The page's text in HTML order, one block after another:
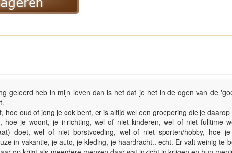
geleerd heb in mijn leven dan is het dat je het in de ogen van de
hoe oud of jong je ook bent, er is altijd wel een groepering die je daarop
hoe je woont, je inrichting, wel of niet kinderen, wel of niet fulltime
doet, wel of niet borstvoeding, wel of niet sporten/hobby, hoe
in vakantie, je auto, je kleding, je haardracht.. echt. Er valt weinig te